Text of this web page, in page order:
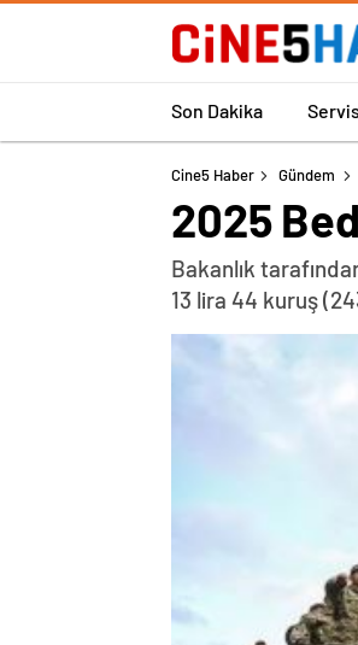
Son Dakika
Cine5 Haber Gündem
2025
Bakanlık
13 lira 44 kuruş